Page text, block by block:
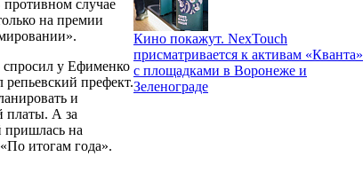
случае
на премии
спросил у Ефименко
префект.
и
платы. А за
пришлась на
итогам года».
Кино покажут. NexTouch
присматривается к активам «Кванта»
с площадками в Воронеже и
Зеленограде